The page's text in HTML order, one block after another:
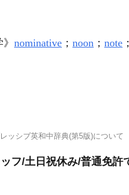
nominative ； noon ； note ；
ッシブ英和中辞典(第5版)につい
フ/土日祝休み/普通免許